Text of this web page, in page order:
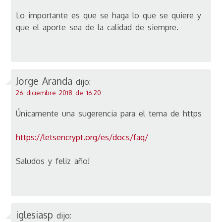
Lo importante es que se haga lo que se quiere y
que el aporte sea de la calidad de siempre.
Jorge Aranda dijo:
26 diciembre 2018 de 16:20
Únicamente una sugerencia para el tema de https
https://letsencrypt.org/es/docs/faq/
Saludos y feliz año!
iglesiasp dijo: